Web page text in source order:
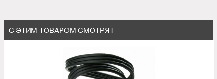
С ЭТИМ ТОВАРОМ СМОТРЯТ